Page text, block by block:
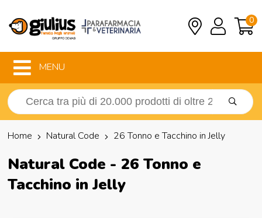
0
MENU
Home Natural Code 26 Tonno e Tacchino in Jelly
Natural Code - 26 Tonno e
Tacchino in Jelly